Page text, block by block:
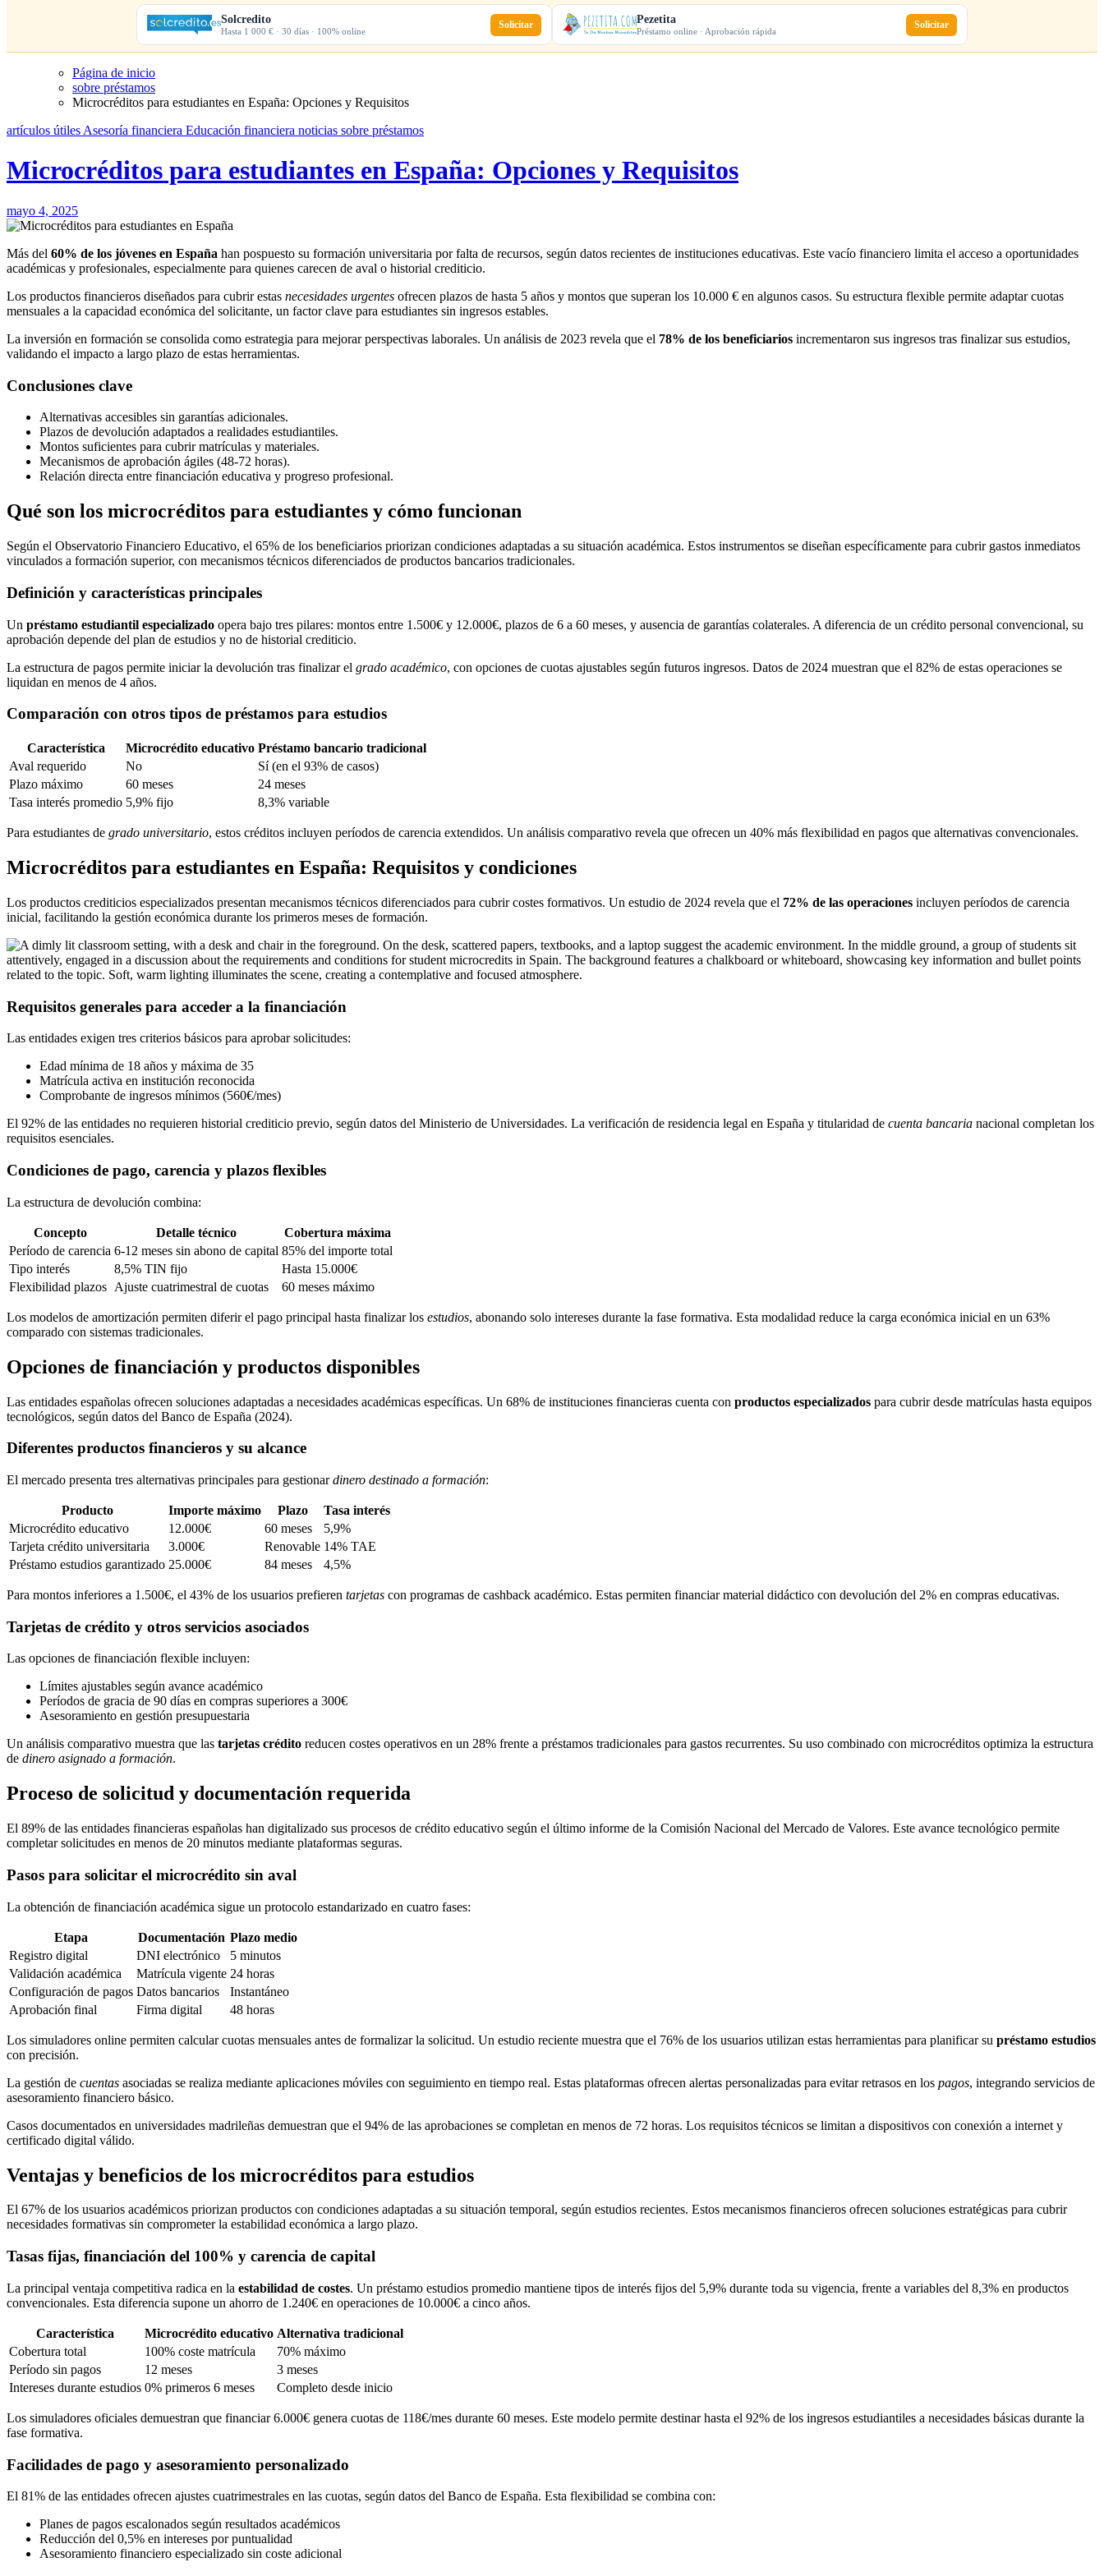
Solcredito
Hasta 1 000 € · 30 días · 100% online
Solicitar Pezetita
Préstamo online · Aprobación rápida
Solicitar
Página de inicio
sobre préstamos
Microcréditos para estudiantes en España: Opciones y Requisitos
artículos útiles Asesoría financiera Educación financiera noticias sobre préstamos
Microcréditos para estudiantes en España: Opciones y Requisitos
mayo 4, 2025
Más del 60% de los jóvenes en España han pospuesto su formación universitaria por falta de recursos, según datos recientes de instituciones educativas. Este vacío financiero limita el acceso a oportunidades
académicas y profesionales, especialmente para quienes carecen de aval o historial crediticio.
Los productos financieros diseñados para cubrir estas necesidades urgentes ofrecen plazos de hasta 5 años y montos que superan los 10.000 € en algunos casos. Su estructura flexible permite adaptar cuotas
mensuales a la capacidad económica del solicitante, un factor clave para estudiantes sin ingresos estables.
La inversión en formación se consolida como estrategia para mejorar perspectivas laborales. Un análisis de 2023 revela que el 78% de los beneficiarios incrementaron sus ingresos tras finalizar sus estudios,
validando el impacto a largo plazo de estas herramientas.
Conclusiones clave
Alternativas accesibles sin garantías adicionales.
Plazos de devolución adaptados a realidades estudiantiles.
Montos suficientes para cubrir matrículas y materiales.
Mecanismos de aprobación ágiles (48-72 horas).
Relación directa entre financiación educativa y progreso profesional.
Qué son los microcréditos para estudiantes y cómo funcionan
Según el Observatorio Financiero Educativo, el 65% de los beneficiarios priorizan condiciones adaptadas a su situación académica. Estos instrumentos se diseñan específicamente para cubrir gastos inmediatos
vinculados a formación superior, con mecanismos técnicos diferenciados de productos bancarios tradicionales.
Definición y características principales
Un préstamo estudiantil especializado opera bajo tres pilares: montos entre 1.500€ y 12.000€, plazos de 6 a 60 meses, y ausencia de garantías colaterales. A diferencia de un crédito personal convencional, su
aprobación depende del plan de estudios y no de historial crediticio.
La estructura de pagos permite iniciar la devolución tras finalizar el grado académico, con opciones de cuotas ajustables según futuros ingresos. Datos de 2024 muestran que el 82% de estas operaciones se
liquidan en menos de 4 años.
Comparación con otros tipos de préstamos para estudios
Característica Microcrédito educativo Préstamo bancario tradicional
Aval requerido
No
Sí (en el 93% de casos)
Plazo máximo
60 meses
24 meses
Tasa interés promedio 5,9% fijo 8,3% variable
Para estudiantes de grado universitario, estos créditos incluyen períodos de carencia extendidos. Un análisis comparativo revela que ofrecen un 40% más flexibilidad en pagos que alternativas convencionales.
Microcréditos para estudiantes en España: Requisitos y condiciones
Los productos crediticios especializados presentan mecanismos técnicos diferenciados para cubrir costes formativos. Un estudio de 2024 revela que el 72% de las operaciones incluyen períodos de carencia
inicial, facilitando la gestión económica durante los primeros meses de formación.
Requisitos generales para acceder a la financiación
Las entidades exigen tres criterios básicos para aprobar solicitudes:
Edad mínima de 18 años y máxima de 35
Matrícula activa en institución reconocida
Comprobante de ingresos mínimos (560€/mes)
El 92% de las entidades no requieren historial crediticio previo, según datos del Ministerio de Universidades. La verificación de residencia legal en España y titularidad de cuenta bancaria nacional completan los
requisitos esenciales.
Condiciones de pago, carencia y plazos flexibles
La estructura de devolución combina:
Concepto Detalle técnico
Cobertura máxima
Período de carencia 6-12 meses sin abono de capital 85% del importe total
Tipo interés
8,5% TIN fijo
Hasta 15.000€
Flexibilidad plazos Ajuste cuatrimestral de cuotas 60 meses máximo
Los modelos de amortización permiten diferir el pago principal hasta finalizar los estudios, abonando solo intereses durante la fase formativa. Esta modalidad reduce la carga económica inicial en un 63%
comparado con sistemas tradicionales.
Opciones de financiación y productos disponibles
Las entidades españolas ofrecen soluciones adaptadas a necesidades académicas específicas. Un 68% de instituciones financieras cuenta con productos especializados para cubrir desde matrículas hasta equipos
tecnológicos, según datos del Banco de España (2024).
Diferentes productos financieros y su alcance
El mercado presenta tres alternativas principales para gestionardinero destinado a formación:
Producto Importe máximo Plazo
Tasa interés
Microcrédito educativo
12.000€ 60 meses
5,9%
Tarjeta crédito universitaria
3.000€ Renovable 14% TAE
Préstamo estudios garantizado 25.000€ 84 meses 4,5%
Para montos inferiores a 1.500€, el 43% de los usuarios prefieren tarjetas con programas de cashback académico. Estas permiten financiar material didáctico con devolución del 2% en compras educativas.
Tarjetas de crédito y otros servicios asociados
Las opciones de financiación flexible incluyen:
Límites ajustables según avance académico
Períodos de gracia de 90 días en compras superiores a 300€
Asesoramiento en gestión presupuestaria
Un análisis comparativo muestra que las tarjetas crédito reducen costes operativos en un 28% frente a préstamos tradicionales para gastos recurrentes. Su uso combinado con microcréditos optimiza la estructura
de dinero asignado a formación.
Proceso de solicitud y documentación requerida
El 89% de las entidades financieras españolas han digitalizado sus procesos de crédito educativo según el último informe de la Comisión Nacional del Mercado de Valores. Este avance tecnológico permite
completar solicitudes en menos de 20 minutos mediante plataformas seguras.
Pasos para solicitar el microcrédito sin aval
La obtención de financiación académica sigue un protocolo estandarizado en cuatro fases:
Etapa Documentación Plazo medio
Registro digital
DNI electrónico
5 minutos
Validación académica
Matrícula vigente 24 horas
Configuración de pagos Datos bancarios
Instantáneo
Aprobación final
Firma digital 48 horas
Los simuladores online permiten calcular cuotas mensuales antes de formalizar la solicitud. Un estudio reciente muestra que el 76% de los usuarios utilizan estas herramientas para planificar su préstamo estudios
con precisión.
La gestión de cuentas asociadas se realiza mediante aplicaciones móviles con seguimiento en tiempo real. Estas plataformas ofrecen alertas personalizadas para evitar retrasos en los pagos, integrando servicios de
asesoramiento financiero básico.
Casos documentados en universidades madrileñas demuestran que el 94% de las aprobaciones se completan en menos de 72 horas. Los requisitos técnicos se limitan a dispositivos con conexión a internet y
certificado digital válido.
Ventajas y beneficios de los microcréditos para estudios
El 67% de los usuarios académicos priorizan productos con condiciones adaptadas a su situación temporal, según estudios recientes. Estos mecanismos financieros ofrecen soluciones estratégicas para cubrir
necesidades formativas sin comprometer la estabilidad económica a largo plazo.
Tasas fijas, financiación del 100% y carencia de capital
La principal ventaja competitiva radica en la estabilidad de costes. Un préstamo estudios promedio mantiene tipos de interés fijos del 5,9% durante toda su vigencia, frente a variables del 8,3% en productos
convencionales. Esta diferencia supone un ahorro de 1.240€ en operaciones de 10.000€ a cinco años.
Característica Microcrédito educativo Alternativa tradicional
Cobertura total
100% coste matrícula
70% máximo
Período sin pagos
12 meses
3 meses
Intereses durante estudios 0% primeros 6 meses Completo desde inicio
Los simuladores oficiales demuestran que financiar 6.000€ genera cuotas de 118€/mes durante 60 meses. Este modelo permite destinar hasta el 92% de los ingresos estudiantiles a necesidades básicas durante la
fase formativa.
Facilidades de pago y asesoramiento personalizado
El 81% de las entidades ofrecen ajustes cuatrimestrales en las cuotas, según datos del Banco de España. Esta flexibilidad se combina con:
Planes de pagos escalonados según resultados académicos
Reducción del 0,5% en intereses por puntualidad
Asesoramiento financiero especializado sin coste adicional